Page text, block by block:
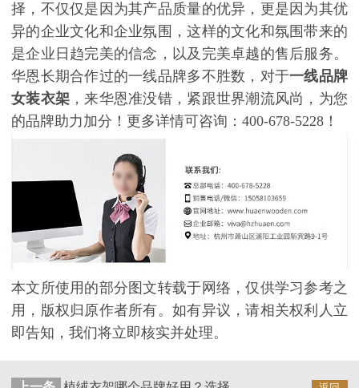
择，不仅仅是因为其产品质量的优异，更是因为其优
异的企业文化和企业氛围，这样的文化和氛围带来的
是企业日趋完美的信念，以及完美卓越的售后服务。
华恩长期合作过的一线品牌多不胜数，对于一线品牌
女装衣架 ，来华恩准没错，紧跟世界潮流风尚，为您
的品牌助力加分！更多详情可咨询：400-678-5228！
本文所使用的部分图文转载于网络，仅供学习参考之
用，版权归原作者所有。如有异议，请相关权利人立
即告知，我们将立即核实并处理。